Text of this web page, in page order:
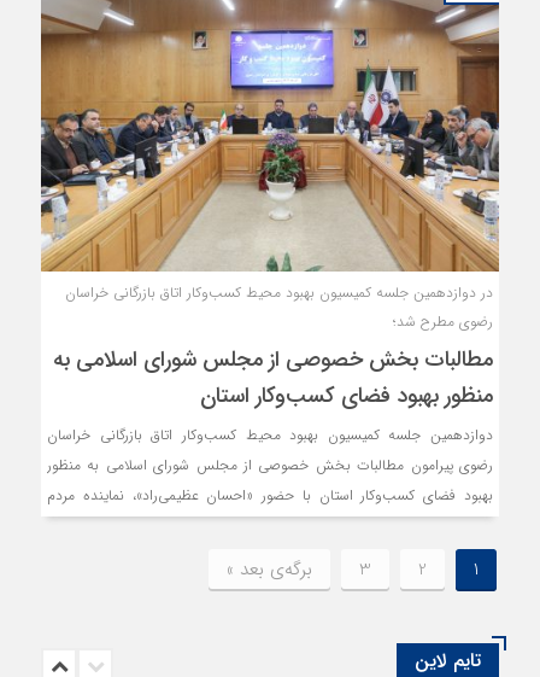
انجام شود یا توسط شرکت‌های ارائه کننده خدمات، پرداخته شد.
در دوازدهمین جلسه کمیسیون بهبود محیط کسب‌وکار اتاق بازرگانی خراسان
رضوی مطرح شد؛
مطالبات بخش خصوصی از مجلس شورای اسلامی به
منظور بهبود فضای کسب‌وکار استان
دوازدهمین جلسه کمیسیون بهبود محیط کسب‌وکار اتاق بازرگانی خراسان
رضوی پیرامون مطالبات بخش خصوصی از مجلس شورای اسلامی به منظور
بهبود فضای کسب‌وکار استان با حضور «احسان عظیمی‌راد»، نماینده مردم
1
2
3 برگه‌ی بعد »
تایم لاین